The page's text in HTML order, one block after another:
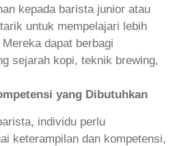
kepada barista junior atau
untuk mempelajari lebih
dapat berbagi
sejarah kopi, teknik brewing,
yang Dibutuhkan
individu perlu
keterampilan dan kompetensi,